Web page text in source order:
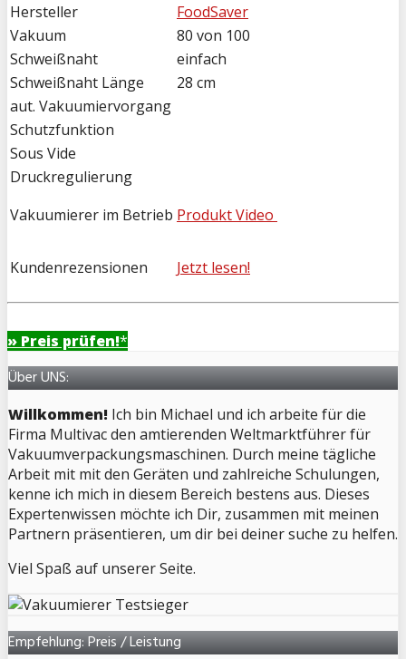
Hersteller
FoodSaver
Vakuum
80 von 100
Schweißnaht
einfach
Schweißnaht Länge
28 cm
aut. Vakuumiervorgang
Schutzfunktion
Sous Vide
Druckregulierung
Vakuumierer im Betrieb Produkt Video
Kundenrezensionen Jetzt lesen!
» Preis prüfen!*
Über UNS:
Willkommen! Ich bin Michael und ich arbeite für die
Firma Multivac den amtierenden Weltmarktführer für
Vakuumverpackungsmaschinen. Durch meine tägliche
Arbeit mit mit den Geräten und zahlreiche Schulungen,
kenne ich mich in diesem Bereich bestens aus. Dieses
Expertenwissen möchte ich Dir, zusammen mit meinen
Partnern präsentieren, um dir bei deiner suche zu helfen.
Viel Spaß auf unserer Seite.
Empfehlung: Preis / Leistung